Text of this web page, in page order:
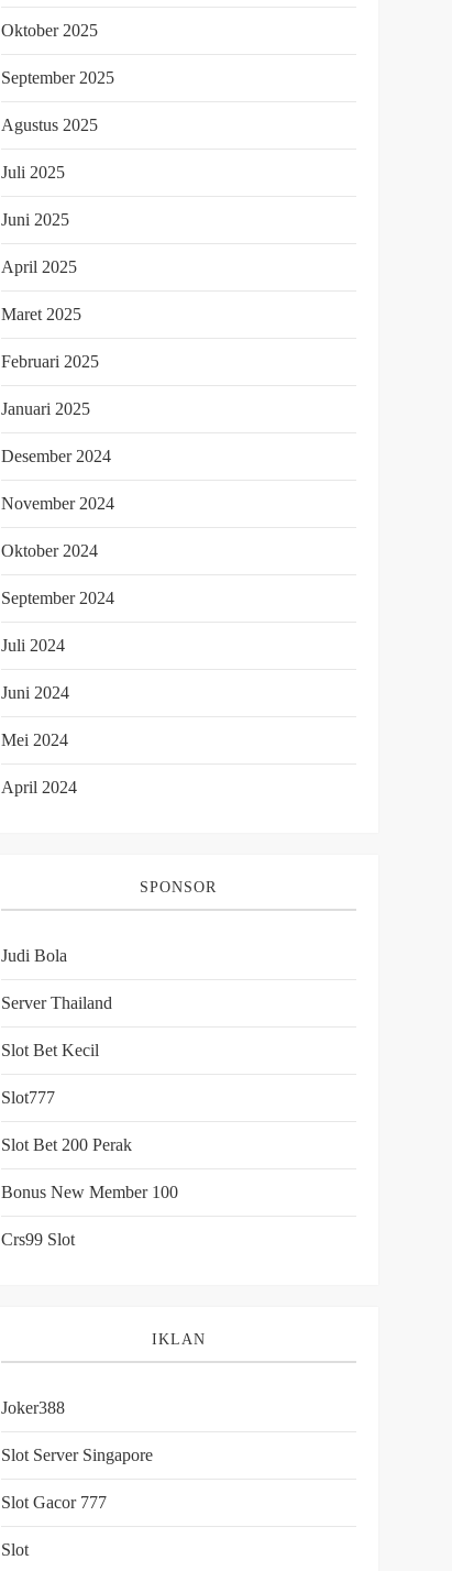
Oktober 2025
September 2025
Agustus 2025
Juli 2025
Juni 2025
April 2025
Maret 2025
Februari 2025
Januari 2025
Desember 2024
November 2024
Oktober 2024
September 2024
Juli 2024
Juni 2024
Mei 2024
April 2024
SPONSOR
Judi Bola
Server Thailand
Slot Bet Kecil
Slot777
Slot Bet 200 Perak
Bonus New Member 100
Crs99 Slot
IKLAN
Joker388
Slot Server Singapore
Slot Gacor 777
Slot